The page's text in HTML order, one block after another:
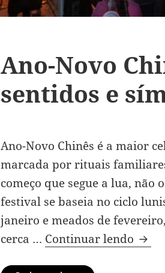
Ano-Novo
sentidos e
Ano-Novo Chinês é a maior
marcada por rituais
começo que segue a lua,
festival se baseia no ciclo
janeiro e meados de
cerca … Continuar lendo